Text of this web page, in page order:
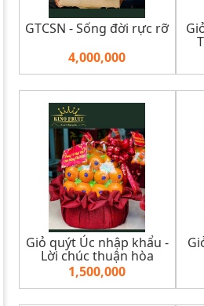
GTCSN - Sống đời rực rỡ
4,000,000
Giỏ quýt Úc nhập khẩu -
Lời chúc thuận hòa
1,500,000